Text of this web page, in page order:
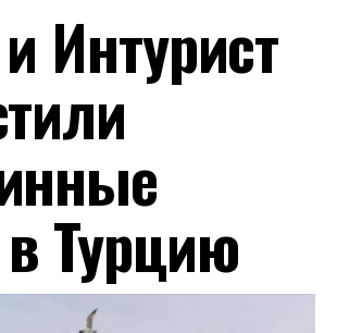
Интурист
Турцию